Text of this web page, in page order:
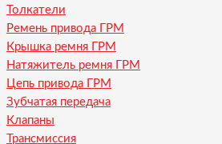
Толкатели
Ремень привода ГРМ
Крышка ремня ГРМ
Натяжитель ремня ГРМ
Цепь привода ГРМ
Зубчатая передача
Клапаны
Трансмиссия